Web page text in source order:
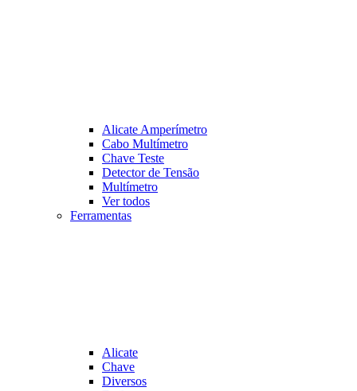
Alicate Amperímetro
Cabo Multímetro
Chave Teste
Detector de Tensão
Multímetro
Ver todos
Ferramentas
Alicate
Chave
Diversos